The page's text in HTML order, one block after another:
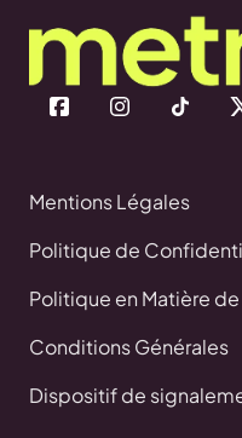
Mentions Légales
Politique de
Politique en Matière
Conditions Générales
Dispositif de